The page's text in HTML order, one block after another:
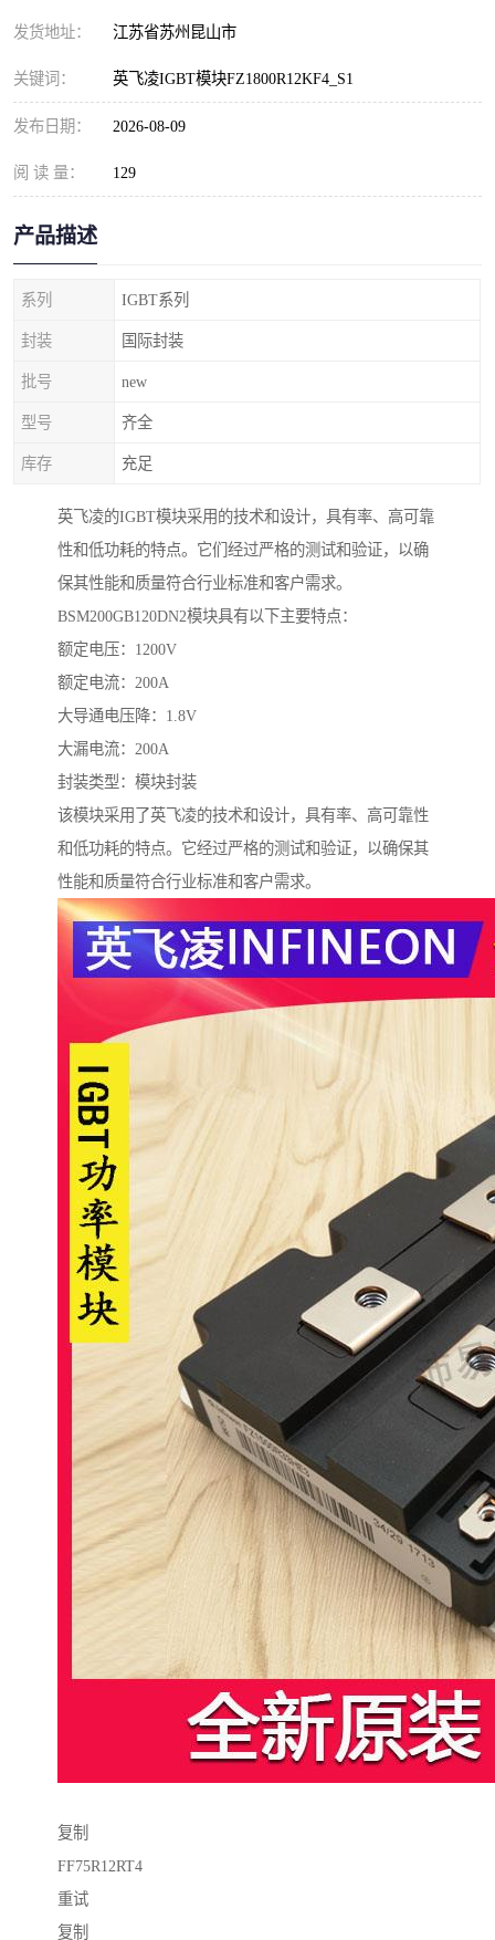
发货地址： 江苏省苏州昆山市
关键词： 英飞凌IGBT模块FZ1800R12KF4_S1
发布日期： 2026-08-09
阅 读 量： 129
产品描述
系列 IGBT系列
封装 国际封装
批号 new
型号 齐全
库存 充足
英飞凌的IGBT模块采用的技术和设计，具有率、高可靠
性和低功耗的特点。它们经过严格的测试和验证，以确
保其性能和质量符合行业标准和客户需求。
BSM200GB120DN2模块具有以下主要特点：
额定电压：1200V
额定电流：200A
大导通电压降：1.8V
大漏电流：200A
封装类型：模块封装
该模块采用了英飞凌的技术和设计，具有率、高可靠性
和低功耗的特点。它经过严格的测试和验证，以确保其
性能和质量符合行业标准和客户需求。
复制
FF75R12RT4
重试
复制